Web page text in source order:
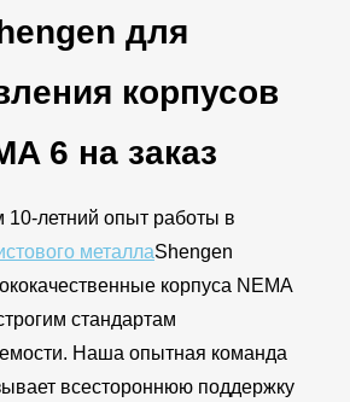
для
корпусов
6 на заказ
летний опыт работы в
металлаShengen
корпуса NEMA
стандартам
Наша опытная команда
всестороннюю поддержку